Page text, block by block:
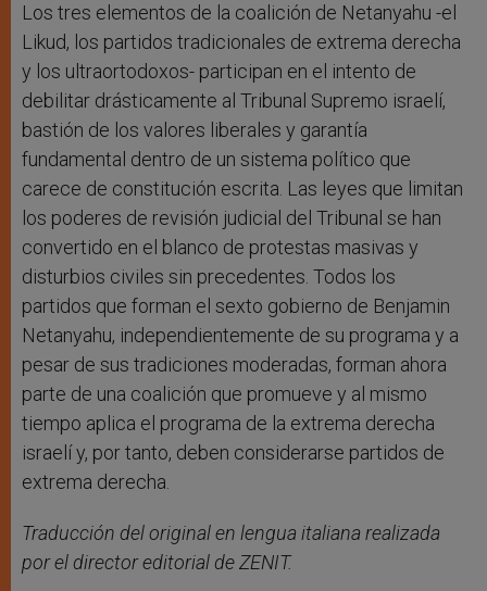
Los tres elementos de la coalición de Netanyahu -el
Likud, los partidos tradicionales de extrema derecha
y los ultraortodoxos- participan en el intento de
debilitar drásticamente al Tribunal Supremo israelí,
bastión de los valores liberales y garantía
fundamental dentro de un sistema político que
carece de constitución escrita. Las leyes que limitan
los poderes de revisión judicial del Tribunal se han
convertido en el blanco de protestas masivas y
disturbios civiles sin precedentes. Todos los
partidos que forman el sexto gobierno de Benjamin
Netanyahu, independientemente de su programa y a
pesar de sus tradiciones moderadas, forman ahora
parte de una coalición que promueve y al mismo
tiempo aplica el programa de la extrema derecha
israelí y, por tanto, deben considerarse partidos de
extrema derecha.
Traducción del original en lengua italiana realizada
por el director editorial de ZENIT.